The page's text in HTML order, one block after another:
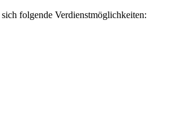
sich folgende Verdienstmöglichkeiten: